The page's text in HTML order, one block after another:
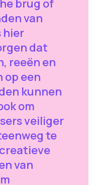
brug of
van
hier
dat
reeën en
op een
kunnen
om
veiliger
te
van